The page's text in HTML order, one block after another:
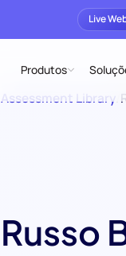
Live
Produtos
Assessment Library
Russo